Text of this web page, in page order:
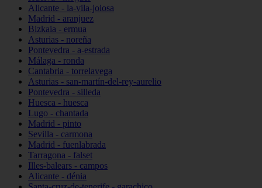
Alicante - la-vila-joiosa
Madrid - aranjuez
Bizkaia - ermua
Asturias - noreña
Pontevedra - a-estrada
Málaga - ronda
Cantabria - torrelavega
Asturias - san-martín-del-rey-aurelio
Pontevedra - silleda
Huesca - huesca
Lugo - chantada
Madrid - pinto
Sevilla - carmona
Madrid - fuenlabrada
Tarragona - falset
Illes-balears - campos
Alicante - dénia